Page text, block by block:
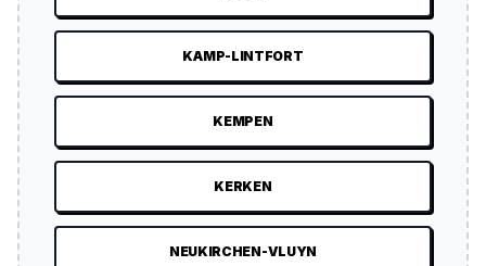
KAMP-LINTFORT
KEMPEN
KERKEN
NEUKIRCHEN-VLUYN